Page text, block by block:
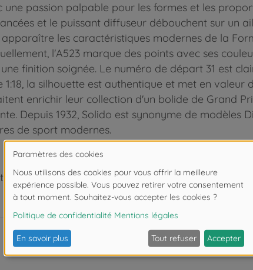
une passion palpable pour les formes et les
et le puissant diffuseur débouchent sur un
les caractéristiques modernes de la
l'A523 marque des points avec ses
finition soignée. Le numéro de départ 31 est
la silhouette est authentique et met en valeur
enrichir leur collection d'un bolide de Grand
Depuis 1932, Solido est synonyme de modèles
de sport modernes.
de moins de 3 ans. Risque d'asphyxie lié à la